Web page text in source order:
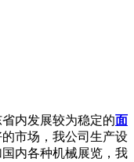
内发展较为稳定的面
市场，我公司生产设
内各种机械展览，我